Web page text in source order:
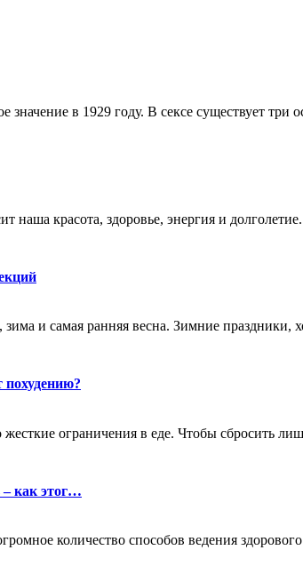
значение в 1929 году. В сексе существует
наша красота, здоровье, энергия и
и самая ранняя весна. Зимние праздники,
похудению?
ограничения в еде. Чтобы сбросить
– как этог…
количество способов ведения